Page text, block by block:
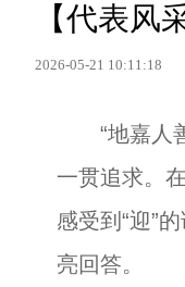
【代表风
2026-05-21 10:11:18
“地嘉人善
一贯追求。
感受到“迎”
亮回答。